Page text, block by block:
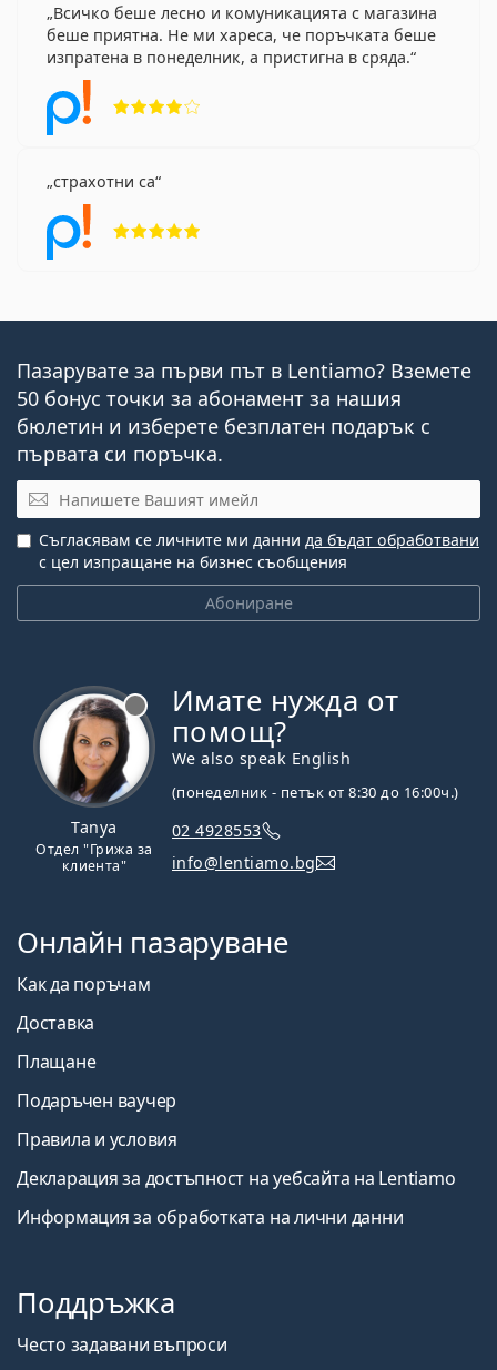
Всичко беше лесно и комуникацията с магазина
беше приятна. Не ми хареса, че поръчката беше
изпратена в понеделник, а пристигна в сряда.
страхотни са
Пазарувате за първи път в Lentiamo? Вземете
50 бонус точки за абонамент за нашия
бюлетин и изберете безплатен подарък с
първата си поръчка.
Имейл
Абониране
Съгласявам се личните ми данни да бъдат обработвани
с цел изпращане на бизнес съобщения
Tanya
Отдел "Грижа за
клиента"
Имате нужда от
помощ?
We also speak English
(понеделник - петък от 8:30 до 16:00ч.)
02 4928553
info@lentiamo.bg
Онлайн пазаруване
Как да поръчам
Доставка
Плащане
Подаръчен ваучер
Правила и условия
Декларация за достъпност на уебсайта на Lentiamo
Информация за обработката на лични данни
Поддръжка
Често задавани въпроси